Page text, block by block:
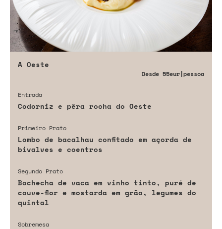
A Oeste
Desde 55eur|pessoa
Entrada
Codorniz e pêra rocha do Oeste
Primeiro Prato
Lombo de bacalhau confitado em açorda de
bivalves e coentros
Segundo Prato
Bochecha de vaca em vinho tinto, puré de
couve-flor e mostarda em grão, legumes do
quintal
Sobremesa